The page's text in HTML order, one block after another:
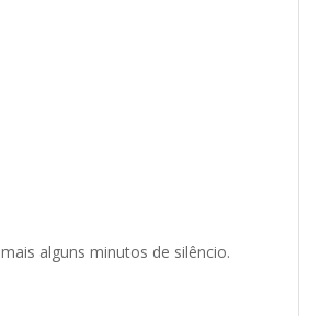
alguns minutos de silêncio.